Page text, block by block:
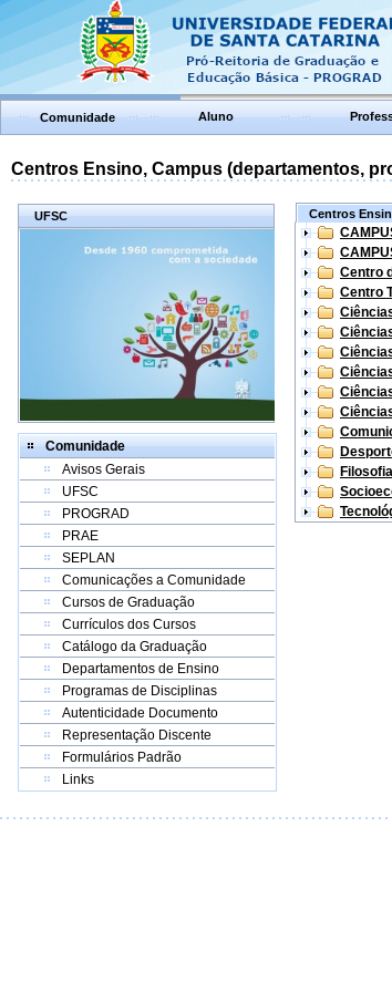
Comunidade Aluno
Centros Ensino, Campus (departamentos,
UFSC
Comunidade
Avisos Gerais
UFSC
PROGRAD
PRAE
SEPLAN
Comunicações a Comunidade
Cursos de Graduação
Currículos dos Cursos
Catálogo da Graduação
Departamentos de Ensino
Programas de Disciplinas
Autenticidade Documento
Representação Discente
Formulários Padrão
Links
Centros
Centro
Centro